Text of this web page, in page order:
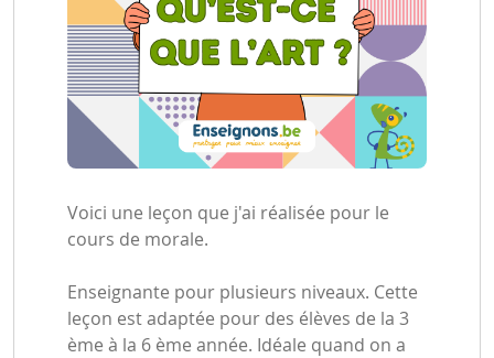
Voici une leçon que j'ai réalisée pour le
cours de morale.
Enseignante pour plusieurs niveaux. Cette
leçon est adaptée pour des élèves de la 3
ème à la 6 ème année. Idéale quand on a